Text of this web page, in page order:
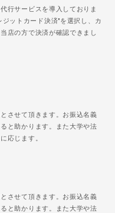
行サービスを導入しておりま
ットカード決済"を選択し、カ
店の方で決済が確認できまし
させて頂きます。お振込名義
と助かります。また大学や法
応じます。
させて頂きます。お振込名義
と助かります。また大学や法